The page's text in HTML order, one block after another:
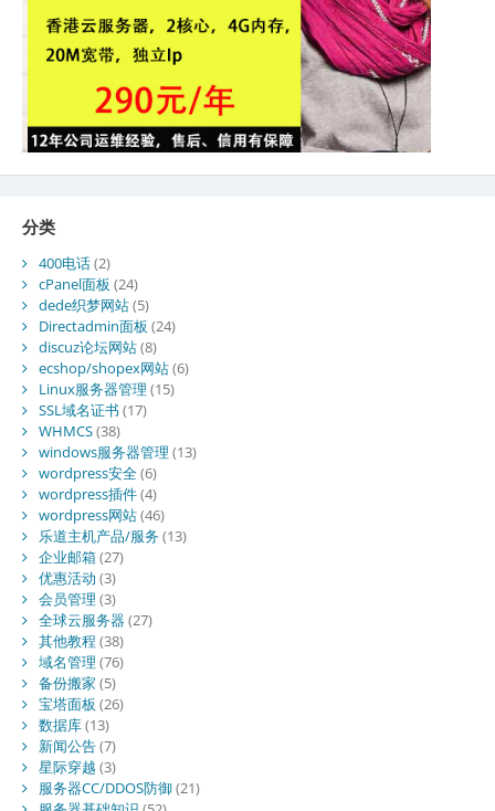
分类
400电话(2)
cPanel面板 (24)
dede织梦网站(5)
Directadmin面板 (24)
discuz论坛网站(8)
ecshop/shopex网站(6)
Linux服务器管理 (15)
SSL域名证书 (17)
WHMCS(38)
windows服务器管理 (13)
wordpress安全(6)
wordpress插件(4)
wordpress网站(46)
乐道主机产品/服务(13)
企业邮箱(27)
优惠活动 (3)
会员管理 (3)
全球云服务器 (27)
其他教程 (38)
域名管理 (76)
备份搬家 (5)
宝塔面板 (26)
数据库(13)
新闻公告(7)
星际穿越 (3)
服务器CC/DDOS防御(21)